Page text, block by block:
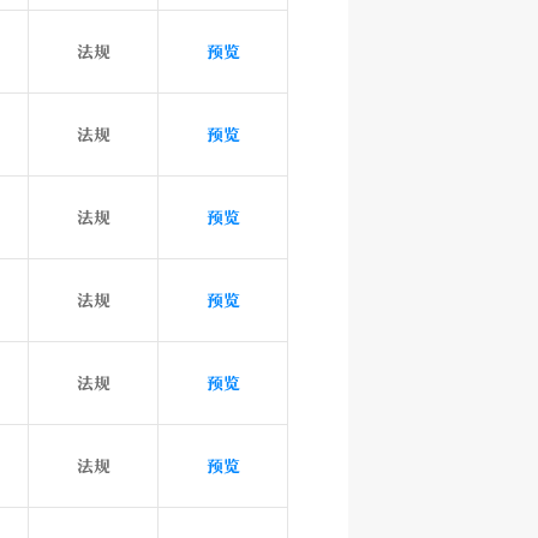
法规 预览
法规 预览
法规 预览
法规 预览
法规 预览
法规 预览